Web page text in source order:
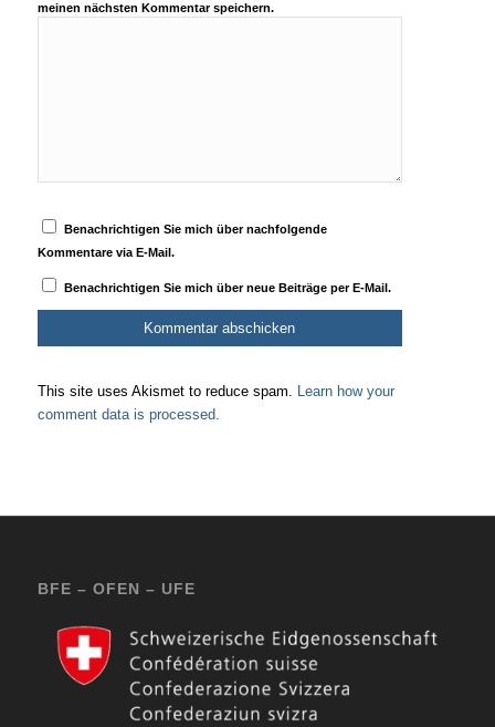
meinen nächsten Kommentar speichern.
Benachrichtigen Sie mich über nachfolgende
Kommentare via E-Mail.
Benachrichtigen Sie mich über neue Beiträge per E-Mail.
This site uses Akismet to reduce spam. Learn how your
comment data is processed.
BFE – OFEN – UFE